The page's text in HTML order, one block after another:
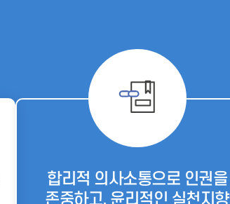
합리적 의사소통으로 인권을
존중하고, 윤리적인 실천지향